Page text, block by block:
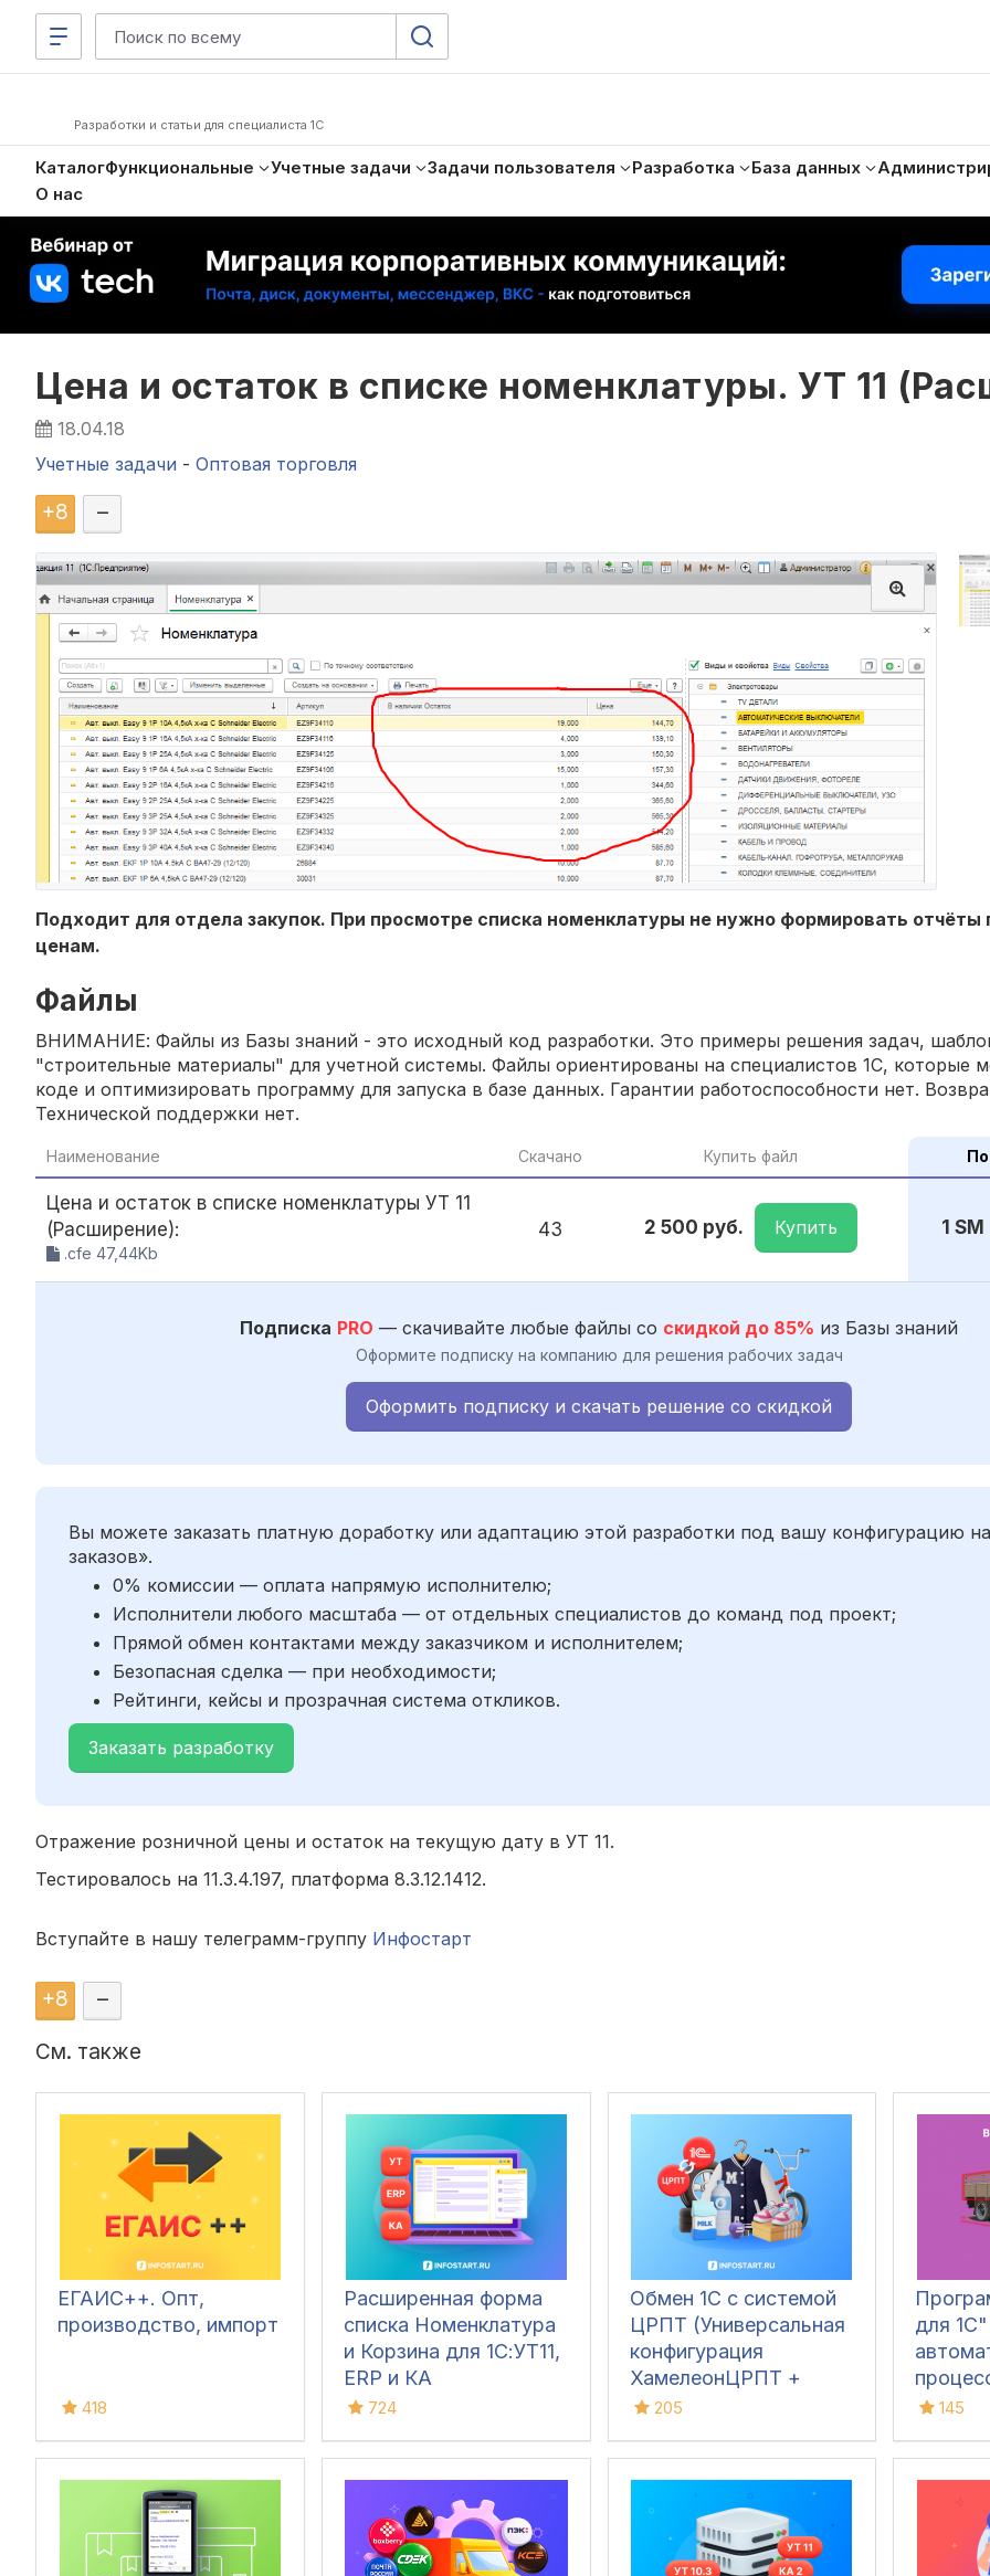
Разработки и статьи для специалиста 1С
КаталогФункциональные Учетные задачи Задачи пользователя Разработка База данных
О нас
Цена и остаток в списке номенклатуры. УТ 11
18.04.18
Учетные задачи - Оптовая торговля
+8 –
Подходит для отдела закупок. При просмотре списка номенклатуры не нужно формировать отчёты
ценам.
Файлы
ВНИМАНИЕ: Файлы из Базы знаний - это исходный код разработки. Это примеры решения задач,
"строительные материалы" для учетной системы. Файлы ориентированы на специалистов 1С, которые
коде и оптимизировать программу для запуска в базе данных. Гарантии работоспособности нет.
Технической поддержки нет.
Наименование Скачано Купить файл
Цена и остаток в списке номенклатуры УТ 11
(Расширение):
.cfe 47,44Kb
43 2 500 руб. Купить 1 SM
Подписка PRO — скачивайте любые файлы со скидкой до 85% из Базы знаний
Оформите подписку на компанию для решения рабочих задач
Оформить подписку и скачать решение со скидкой
Вы можете заказать платную доработку или адаптацию этой разработки под вашу конфигурацию
заказов».
0% комиссии — оплата напрямую исполнителю;
Исполнители любого масштаба — от отдельных специалистов до команд под проект;
Прямой обмен контактами между заказчиком и исполнителем;
Безопасная сделка — при необходимости;
Рейтинги, кейсы и прозрачная система откликов.
Заказать разработку
Отражение розничной цены и остаток на текущую дату в УТ 11.
Тестировалось на 11.3.4.197, платформа 8.3.12.1412.
Вступайте в нашу телеграмм-группу Инфостарт
+8 –
См. также
ЕГАИС++. Опт,
производство, импорт
418
Расширенная форма
списка Номенклатура
и Корзина для 1С:УТ11,
ERP и КА
724
Обмен 1С с системой
ЦРПТ (Универсальная
конфигурация
ХамелеонЦРПТ +
маркировка табака,
лекарств, фото,
молока,
духов(парфюма),
питьевой воды,
велосипедов и шин)
205
для
ТМЦ в
учета
145